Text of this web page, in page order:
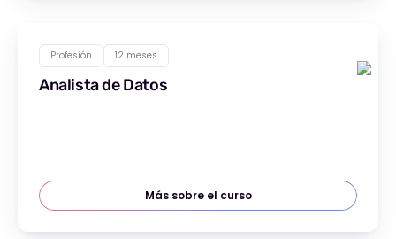
Profesión 12 meses
Analista de Datos
Más sobre el curso